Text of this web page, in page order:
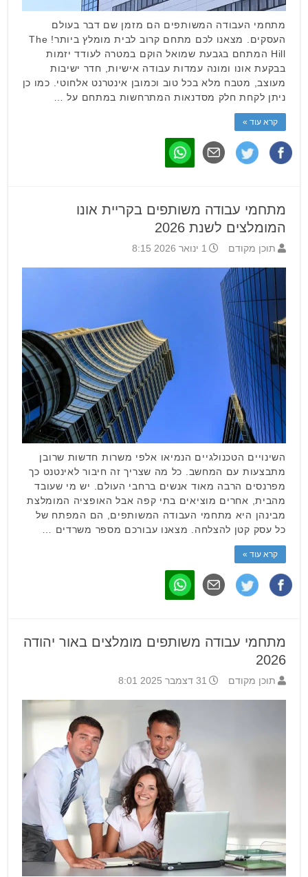
מתחמי העבודה המשותפים הם מזמן שם דבר בעולם
העסקים. מצאנו לכם מתחם קרוב לבית מומלץ ביותר! The
Hill המתחם בגבעת שמואל הוקם במטרה לעודד יזמות
בבקעת אונו ומונה עמדות עבודה אישיות, חדר ישיבות
מעוצב, מטבח מלא בכל טוב וכמובן אינטרנט אלחוטי. כמו כן
ניתן לקחת חלק מסדנאות המתרחשות במתחם על …
קרא עוד »
מתחמי עבודה משותפים בקריית אונו
המומלצים לשנת 2026
תוכן מקודם 1 ינואר 2026 8:15
השינויים הטכנולגיים הנמיאו אלפי משרות חדשות שרובן
מתבצעות עם המחשב. כל מה שצריך זה חיבור לאינטנט כך
מפרנסים הרבה מאוד אנשים ברחבי העולם. יש מי שעובד
מהבית, אחרים מוציאים בתי קפה אבל האופציה המומלצת
מבינהן היא מתחמי העבודה המשותפים, הם המפתח של
כל עסק קטן להצלחה. מצאנו עבורכם מספר משרדים …
קרא עוד »
מתחמי עבודה משותפים מומלצים באור יהודה
2026
תוכן מקודם 31 דצמבר 2025 8:01